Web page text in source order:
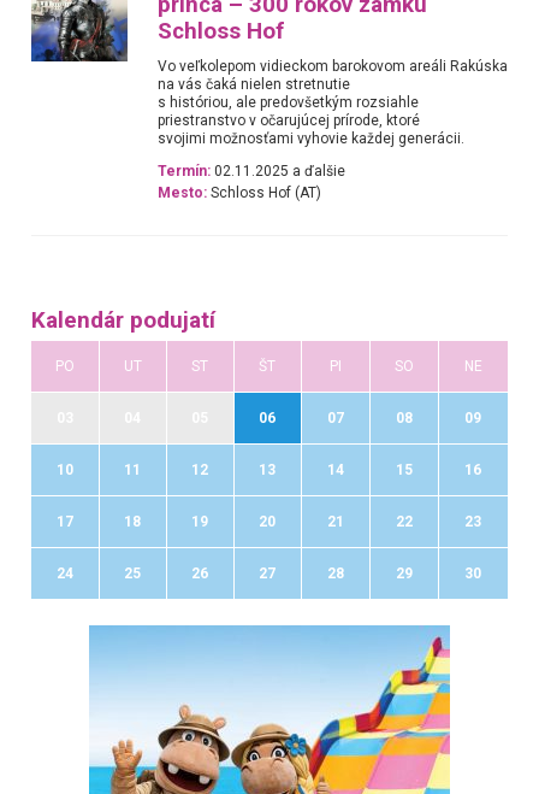
Schloss Hof
Vo veľkolepom vidieckom barokovom areáli Rakúska
na vás čaká nielen stretnutie
s históriou, ale predovšetkým rozsiahle
priestranstvo v očarujúcej prírode, ktoré
svojimi možnosťami vyhovie každej generácii.
Termín: 02.11.2025 a ďalšie
Mesto: Schloss Hof (AT)
Kalendár podujatí
PO UT ST ŠT PI SO NE
06 07 08 09
10 11 12 13 14 15 16
17 18 19 20 21 22 23
24 25 26 27 28 29 30